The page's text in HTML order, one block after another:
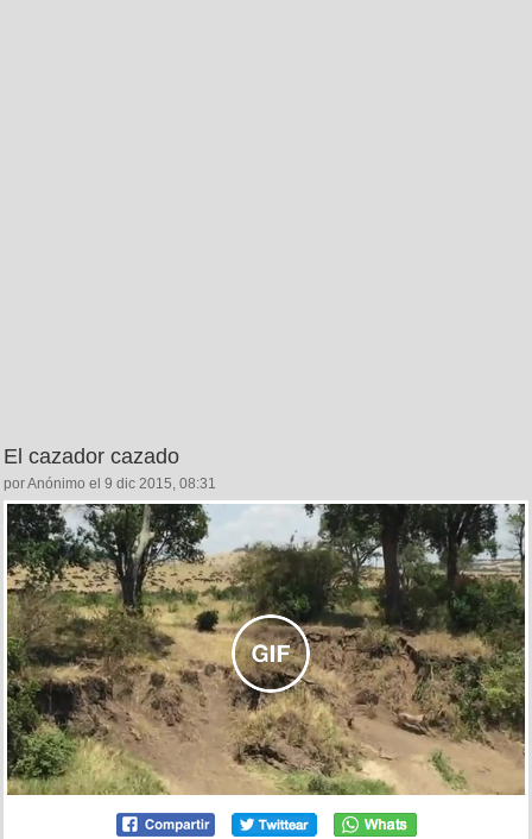
El cazador cazado
por Anónimo el 9 dic 2015, 08:31